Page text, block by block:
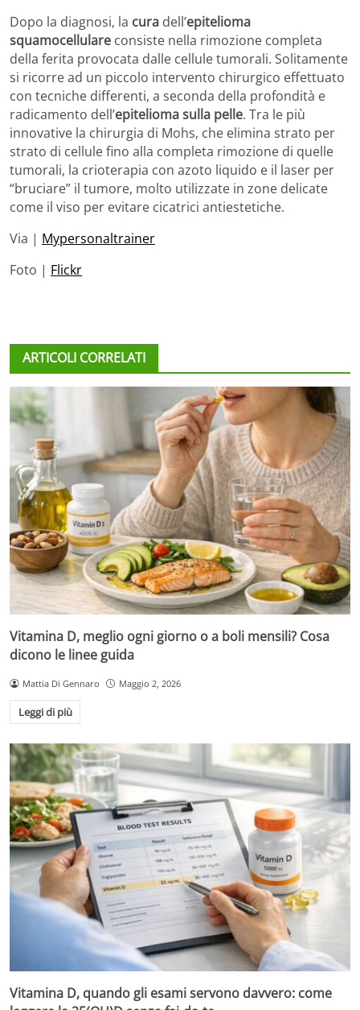
Dopo la diagnosi, la cura dell’epitelioma
squamocellulare consiste nella rimozione completa
della ferita provocata dalle cellule tumorali. Solitamente
si ricorre ad un piccolo intervento chirurgico effettuato
con tecniche differenti, a seconda della profondità e
radicamento dell’epitelioma sulla pelle. Tra le più
innovative la chirurgia di Mohs, che elimina strato per
strato di cellule fino alla completa rimozione di quelle
tumorali, la crioterapia con azoto liquido e il laser per
“bruciare” il tumore, molto utilizzate in zone delicate
come il viso per evitare cicatrici antiestetiche.
Via | Mypersonaltrainer
Foto | Flickr
ARTICOLI CORRELATI
Vitamina D, meglio ogni giorno o a boli mensili? Cosa
dicono le linee guida
Mattia Di Gennaro Maggio 2, 2026
Leggi di più
Vitamina D, quando gli esami servono davvero: come